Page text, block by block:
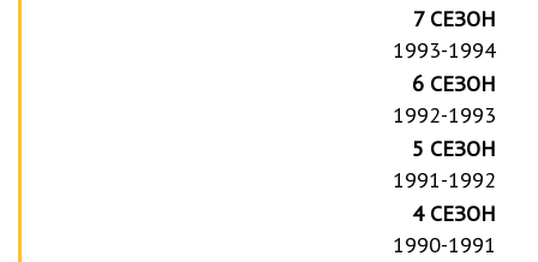
7 СЕЗОН
1993-1994
6 СЕЗОН
1992-1993
5 СЕЗОН
1991-1992
4 СЕЗОН
1990-1991